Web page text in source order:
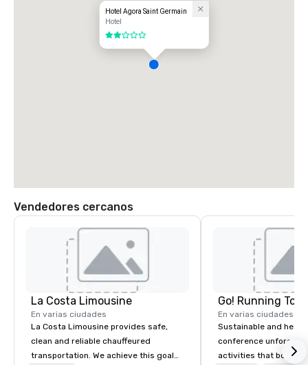
Hotel Agora Saint Germain
Hotel
2 de 5
Vendedores cercanos
La Costa Limousine
En varias ciudades
La Costa Limousine provides safe,
clean and reliable chauffeured
transportation. We achieve this goal
Go! Running
En varias ciudades
Sustainable and
conference
activities that boost